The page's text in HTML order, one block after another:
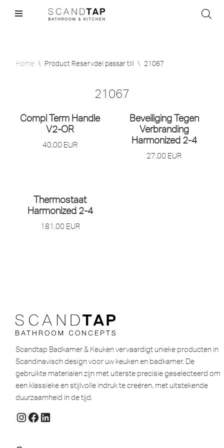
Home \ Product Reservdel passar till \ 21067
21067
Compl Term Handle
V2-OR
40,00 EUR
Beveiliging Tegen
Verbranding
Harmonized 2-4
27,00 EUR
Thermostaat
Harmonized 2-4
181,00 EUR
Scandtap Badkamer & Keuken vervaardigt unieke producten in
Scandinavisch design voor uw keuken en badkamer. De
gebruikte materialen zijn met uiterste precisie geselecteerd om
een ​​klassieke en stijlvolle indruk te creëren, met uitstekende
duurzaamheid in de tijd.